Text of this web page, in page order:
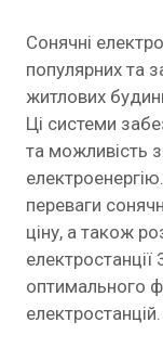
Сонячні
популярних та
житлових
Ці системи
та можливість
переваги
ціну, а також
електростанції
оптимального
електростанцій.